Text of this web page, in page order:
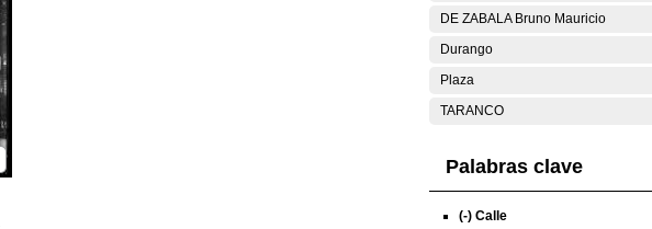
DE ZABALA Bruno Mauricio
Durango
Plaza
TARANCO
Palabras clave
(-) Calle